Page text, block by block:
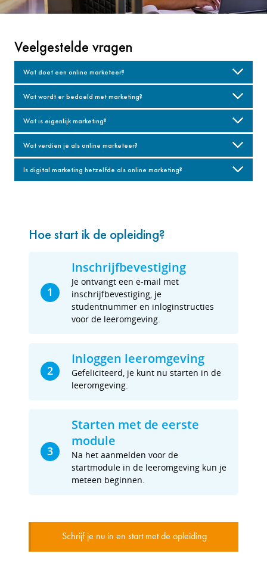
Veelgestelde vragen
Wat doet een online marketeer?
Wat wordt er bedoeld met marketing?
Wat is eigenlijk marketing?
Wat verdien je als online marketeer?
Is digital marketing hetzelfde als online marketing?
Hoe start ik de opleiding?
1
Inschrijfbevestiging
Je ontvangt een e-mail met
inschrijfbevestiging, je
studentnummer en inloginstructies
voor de leeromgeving.
2
Inloggen leeromgeving
Gefeliciteerd, je kunt nu starten in de
leeromgeving.
3
Starten met de eerste
module
Na het aanmelden voor de
startmodule in de leeromgeving kun je
meteen beginnen.
Schrijf je nu in en start met de opleiding